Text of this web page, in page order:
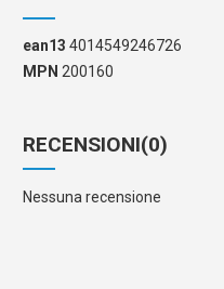
ean13 4014549246726
MPN 200160
RECENSIONI(0)
Nessuna recensione